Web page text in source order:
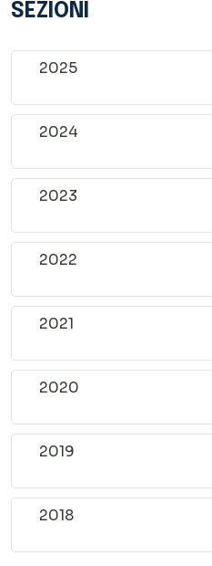
SEZIONI
2025
2024
2023
2022
2021
2020
2019
2018